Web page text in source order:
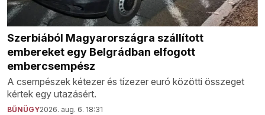
Szerbiából Magyarországra szállított
embereket egy Belgrádban elfogott
embercsempész
A csempészek kétezer és tízezer euró közötti összeget
kértek egy utazásért.
BŰNÜGY2026. aug. 6. 18:31